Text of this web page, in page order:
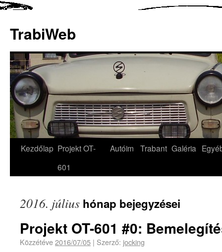
TrabiWeb
Kezdőlap Projekt OT-
601
Autóim Trabant Galéria
2016. július hónap bejegyzései
Projekt OT-601 #0:
Közzétéve2016/07/05 | Szerző: jocking